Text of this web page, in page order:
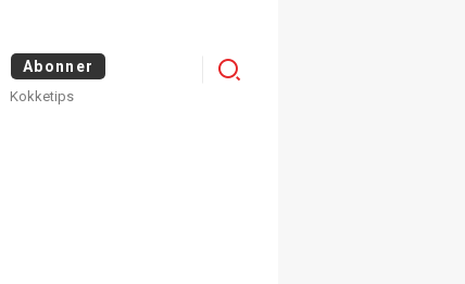
Abonner
Kokketips
Menu